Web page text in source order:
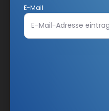
Weiterführende
Datenschutzhinweisen.
E-Mail
E-Mail